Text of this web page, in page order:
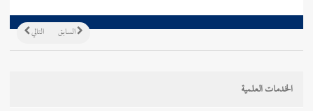
التالي السابق
الخدمات العلمية